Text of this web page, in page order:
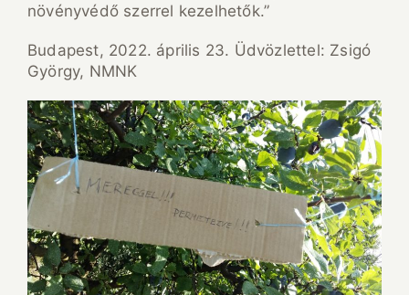
növényvédő szerrel kezelhetők.”
Budapest, 2022. április 23. Üdvözlettel: Zsigó
György, NMNK